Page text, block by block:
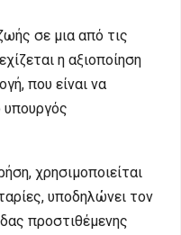
σε μια από τις
η αξιοποίηση
που είναι να
υπουργός
χρησιμοποιείται
υποδηλώνει τον
προστιθέμενης